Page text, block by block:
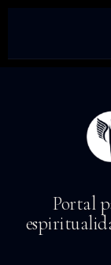
Portal